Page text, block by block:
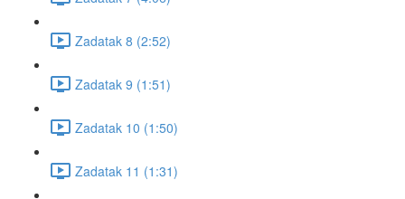
Zadatak 8 (2:52)
Zadatak 9 (1:51)
Zadatak 10 (1:50)
Zadatak 11 (1:31)